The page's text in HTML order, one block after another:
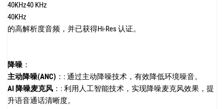
40KHz40 KHz
40KHz
的高解析度音频，并已获得Hi-Res 认证。
降噪 ：
主动降噪(ANC) ：: 通过主动降噪技术，有效降低环境噪音。
AI 降噪麦克风 ：: 利用人工智能技术，实现降噪麦克风效果，提
升语音通话清晰度。